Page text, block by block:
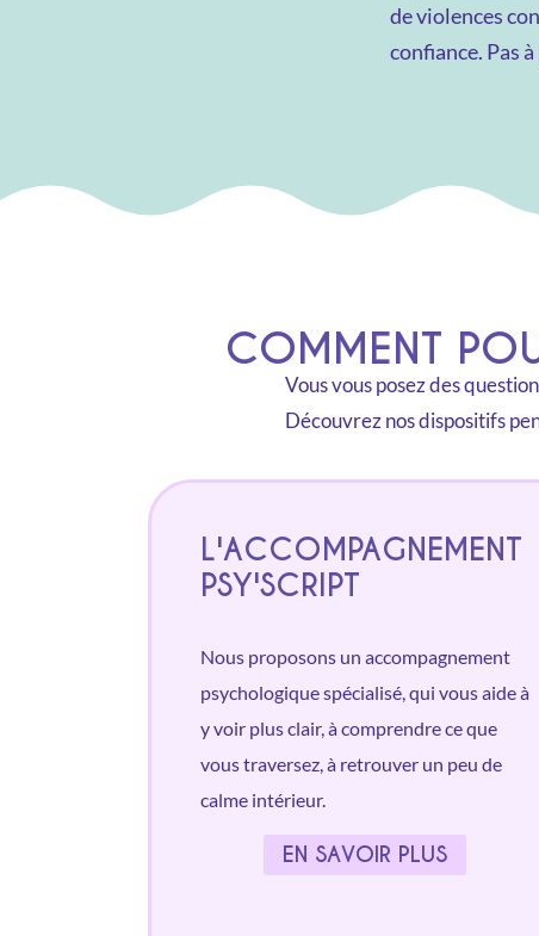
de violences
confiance. Pas
COMMENT
Vous vous posez des
Découvrez nos dispositifs
L'ACCOMPAGNEMENT
PSY'SCRIPT
Nous proposons un accompagnement
psychologique spécialisé, qui vous aide à
y voir plus clair, à comprendre ce que
vous traversez, à retrouver un peu de
calme intérieur.
EN SAVOIR PLUS